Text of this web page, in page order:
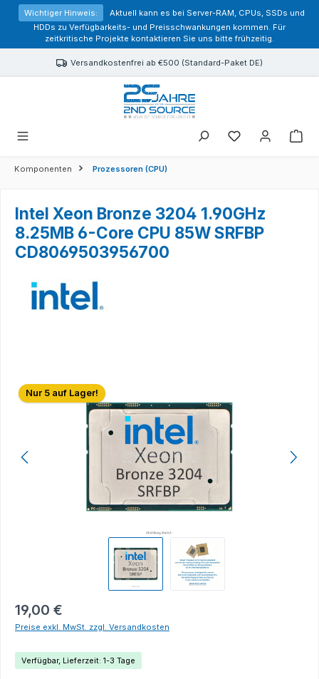
springen
Wichtiger Hinweis:
Aktuell kann es bei Server-RAM, CPUs, SSDs und
HDDs zu Verfügbarkeits- und Preisschwankungen kommen. Für
zeitkritische Projekte kontaktieren Sie uns bitte frühzeitig.
Versandkostenfrei ab €500 (Standard-Paket DE)
Sie haben 0
Komponenten Prozessoren (CPU)
Intel Xeon Bronze 3204 1.90GHz
8.25MB 6-Core CPU 85W SRFBP
CD8069503956700
Bildergalerie überspringen
Nur 5 auf Lager!
19,00 €
Preise exkl. MwSt. zzgl. Versandkosten
Verfügbar, Lieferzeit: 1-3 Tage